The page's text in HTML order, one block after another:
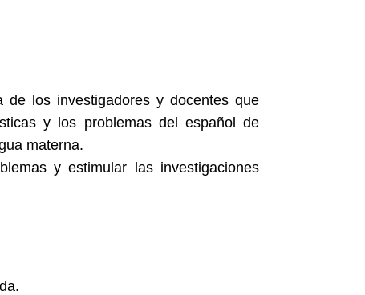
de los investigadores y docentes que
y los problemas del español de
materna.
y estimular las investigaciones